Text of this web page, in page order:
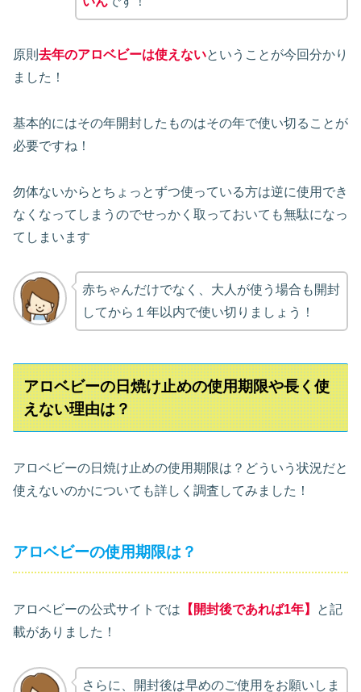
原則 去年のアロベビーは使えないということが今回分かり
ました！
基本的にはその年開封したものはその年で使い切ることが
必要ですね！
勿体ないからとちょっとずつ使っている方は逆に使用でき
なくなってしまうのでせっかく取っておいても無駄になっ
てしまいます
赤ちゃんだけでなく、大人が使う場合も開封
してから１年以内で使い切りましょう！
アロベビーの日焼け止めの使用期限や長く使
えない理由は？
アロベビーの日焼け止めの使用期限は？どういう状況だと
使えないのかについても詳しく調査してみました！
アロベビーの使用期限は？
アロベビーの公式サイトでは 【開封後であれば1年】
と記
載がありました！
さらに、開封後は早めのご使用をお願いしま